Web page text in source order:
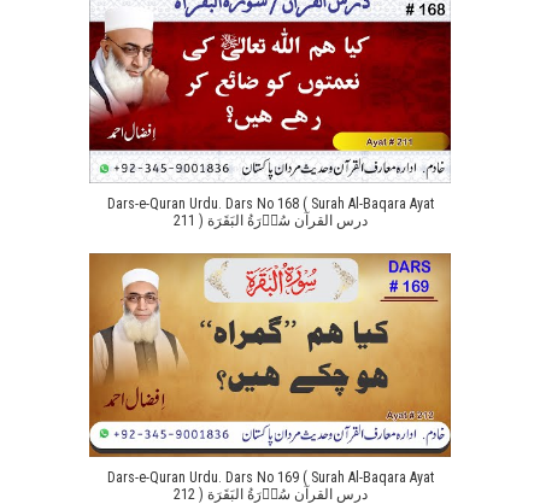
Dars-e-Quran Urdu. Dars No 168 ( Surah Al-Baqara Ayat
211 ) درس القرآن سُوۡرَةُ البَقَرَة
Dars-e-Quran Urdu. Dars No 169 ( Surah Al-Baqara Ayat
212 ) درس القرآن سُوۡرَةُ البَقَرَة